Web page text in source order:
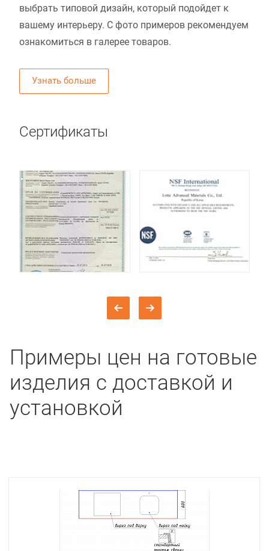
выбрать типовой дизайн, который подойдет к
вашему интерьеру. С фото примеров рекомендуем
ознакомиться в галерее товаров.
Узнать больше
Сертификаты
Примеры цен на готовые
изделия с доставкой и
установкой